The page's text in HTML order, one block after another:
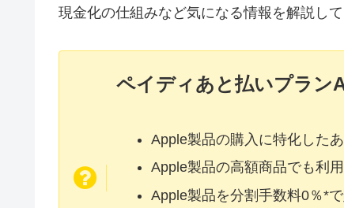
現金化の仕組みなど気になる情報を解説し
ペイディあと払いプラン
Apple製品の購入に特化した
Apple製品の高額商品でも利
Apple製品を分割手数料0％*